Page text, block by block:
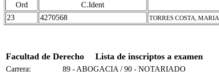
Ord
C.Ident
23
4270568 TORRES COSTA,
Facultad de Derecho Lista de inscriptos a examen
Carrera:
89 - ABOGACIA / 90 - NOTARIADO